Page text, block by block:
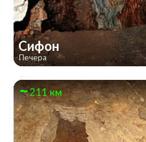
Сифон
Печера
211 км